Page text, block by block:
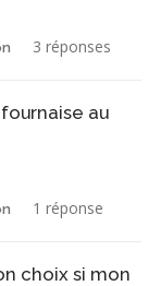
3 réponses
au
1 réponse
choix si mon